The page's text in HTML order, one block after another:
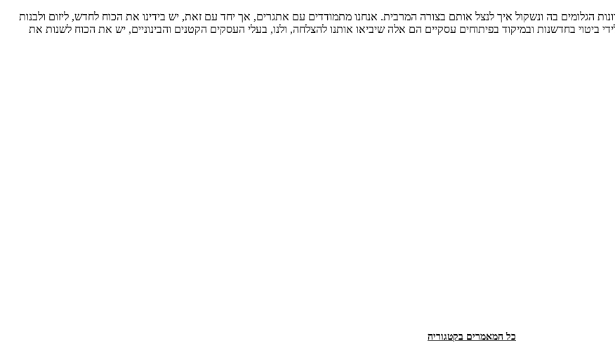
הגלומים בה ונשקול איך לנצל אותם בצורה המרבית. אנחנו מתמודדים עם אתגרים, אך יחד עם זאת, יש בידינו את הכוח לחדש, ליזום ולבנות
ביטוי בחדשנות ובמיקוד בפיתוחים עסקיים הם אלה שיביאו אותנו להצלחה, ולנו, בעלי העסקים הקטנים והבינוניים, יש את הכוח לשנות את
כל המאמרים בקטגוריה